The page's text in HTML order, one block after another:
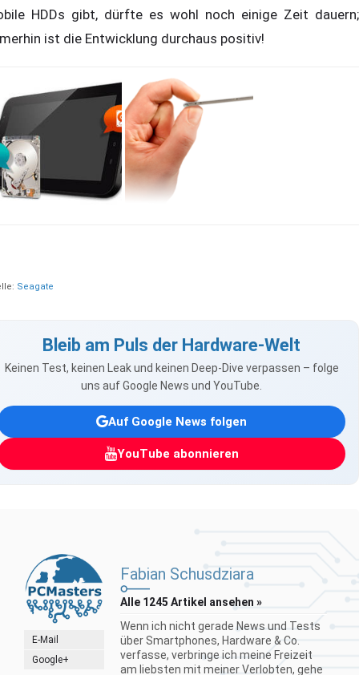
HDDs gibt, dürfte es wohl noch einige Zeit dauern;
ist die Entwicklung durchaus positiv!
Seagate
Bleib am Puls der Hardware-Welt
Keinen Test, keinen Leak und keinen Deep-Dive verpassen – folge
uns auf Google News und YouTube.
Auf Google News folgen
YouTube abonnieren
E-Mail
Google+
Fabian Schusdziara
Alle 1245 Artikel ansehen »
Wenn ich nicht gerade News und Tests
über Smartphones, Hardware & Co.
verfasse, verbringe ich meine Freizeit
am liebsten mit meiner Verlobten, gehe